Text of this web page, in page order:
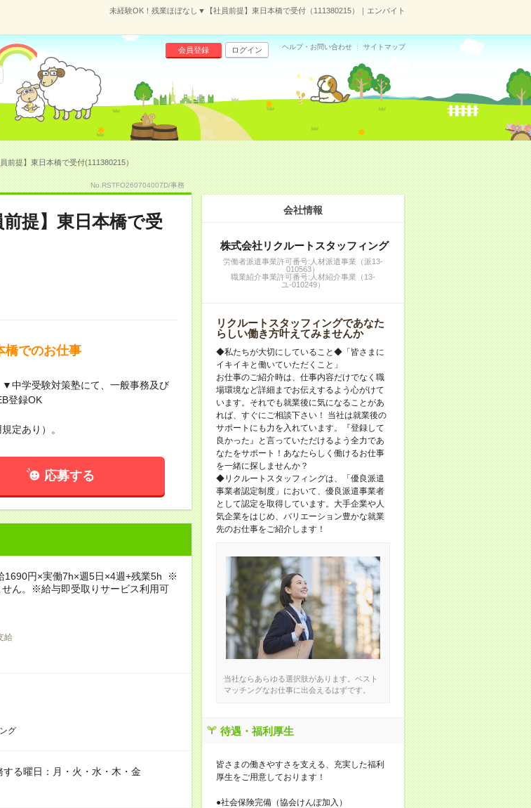
未経験OK！残業ほぼなし▼【社員前提】東日本橋で受付（111380215）｜エンバイト
会員登録 ログイン ヘルプ・お問い合わせ サイトマップ
前提】東日本橋で受付(111380215）
No.RSTFO260704007D/事務
提】東日本橋で受
橋でのお仕事
▼中学受験対策塾にて、一般事務及び
登録OK
定あり）。
応募する
円×実働7h×週5日×4週+残業5h ※
ん。※給与即受取りサービス利用可
給
グ
る曜日：月・火・水・木・金
会社情報
株式会社リクルートスタッフィング
労働者派遣事業許可番号:人材派遣事業（派13-
010563）
職業紹介事業許可番号:人材紹介事業（13-
ユ-010249）
リクルートスタッフィングであなた
らしい働き方叶えてみませんか
◆私たちが大切にしていること◆「皆さまに
イキイキと働いていただくこと」
お仕事のご紹介時は、仕事内容だけでなく職
場環境など詳細までお伝えするよう心がけて
います。それでも就業後に気になることがあ
れば、すぐにご相談下さい！ 当社は就業後の
サポートにも力を入れています。『登録して
良かった』と言っていただけるよう全力であ
なたをサポート！あなたらしく働けるお仕事
を一緒に探しませんか？
◆リクルートスタッフィングは、「優良派遣
事業者認定制度」において、優良派遣事業者
として認定を取得しています。大手企業や人
気企業をはじめ、バリエーション豊かな就業
先のお仕事をご紹介します！
当社ならあらゆる選択肢があります。ベスト
マッチングなお仕事に出会えるはずです。
待遇・福利厚生
皆さまの働きやすさを支える、充実した福利
厚生をご用意しております！
●社会保険完備（協会けんぽ加入）